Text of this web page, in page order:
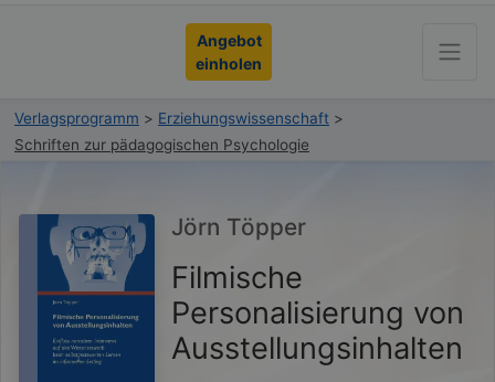
Angebot
einholen
Verlagsprogramm > Erziehungswissenschaft >
Schriften zur pädagogischen Psychologie
Jörn Töpper
Filmische
Personalisierung von
Ausstellungsinhalten